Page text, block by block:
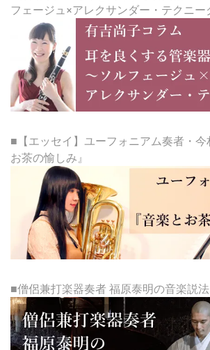
フェージュ×アレクサンダー・テクニー
■【エッセイ】ユーフォニアム奏者・今
お茶の愉しみ』
■僧侶兼打楽器奏者 福原泰明の音楽説法